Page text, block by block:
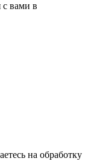
вами в
на обработку